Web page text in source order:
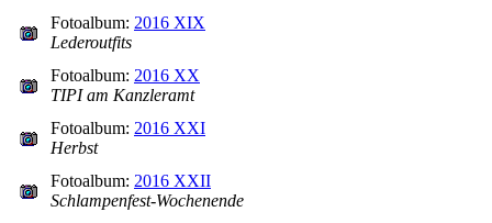
Fotoalbum: 2016 XIX
Lederoutfits
Fotoalbum: 2016 XX
TIPI am Kanzleramt
Fotoalbum: 2016 XXI
Herbst
Fotoalbum: 2016 XXII
Schlampenfest-Wochenende